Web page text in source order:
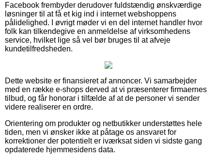
Facebook frembyder derudover fuldstændig ønskværdige
løsninger til at få et kig ind i internet webshoppens
pålidelighed. I øvrigt møder vi en del internet handler hvor
folk kan tilkendegive en anmeldelse af virksomhedens
service, hvilket lige så vel bør bruges til at afveje
kundetilfredsheden.
Dette website er finansieret af annoncer. Vi samarbejder
med en række e-shops derved at vi præsenterer firmaernes
tilbud, og får honorar i tilfælde af at de personer vi sender
videre realiserer en ordre.
Orientering om produkter og netbutikker understøttes hele
tiden, men vi ønsker ikke at påtage os ansvaret for
korrektioner der potentielt er iværksat siden vi sidste gang
opdaterede hjemmesidens data.